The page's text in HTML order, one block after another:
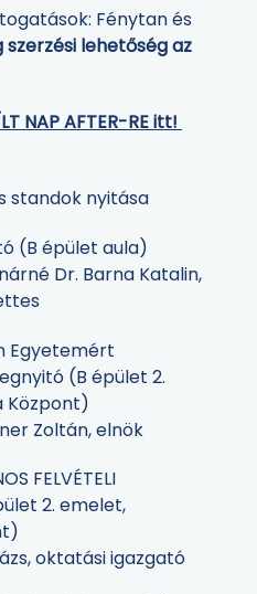
Fénytan és
szerzési lehetőség az
NAP AFTER-RE itt!
standok nyitása
(B épület aula)
Barna Katalin,
Egyetemért
(B épület 2.
Központ)
elnök
FELVÉTELI
2. emelet,
igazgató